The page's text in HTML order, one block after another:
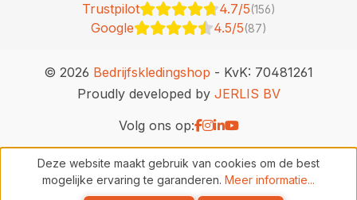
Trustpilot 4.7/5(156)
Google 4.5/5(87)
© 2026 Bedrijfskledingshop - KvK: 70481261
Proudly developed by JERLIS BV
Volg ons op:
Deze website maakt gebruik van cookies om de best
mogelijke ervaring te garanderen. Meer informatie...